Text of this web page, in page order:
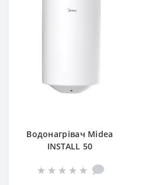
Водонагрівач Midea
INSTALL 50